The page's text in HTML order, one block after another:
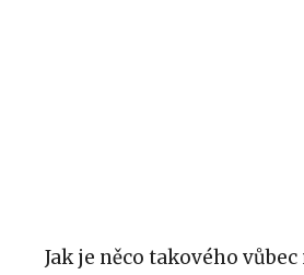
Jak je něco takového